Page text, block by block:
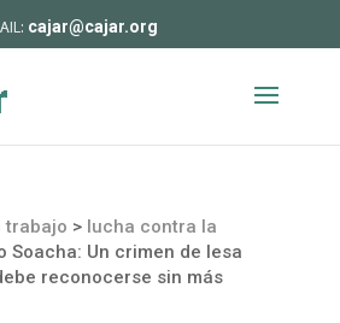
cajar@cajar.org
trabajo > lucha contra la
Soacha: Un crimen de lesa
reconocerse sin más